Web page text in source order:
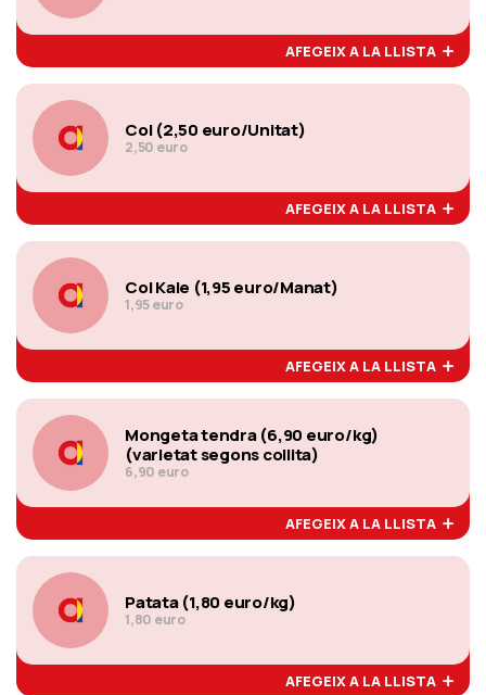
AFEGEIX A LA LLISTA
Col (2,50 euro/Unitat)
2,50 euro
AFEGEIX A LA LLISTA
Col Kale (1,95 euro/Manat)
1,95 euro
AFEGEIX A LA LLISTA
Mongeta tendra (6,90 euro/kg)
(varietat segons collita)
6,90 euro
AFEGEIX A LA LLISTA
Patata (1,80 euro/kg)
1,80 euro
AFEGEIX A LA LLISTA